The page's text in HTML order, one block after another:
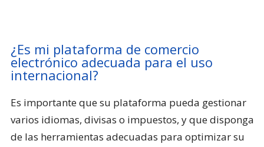
¿Es mi plataforma de comercio
electrónico adecuada para el uso
internacional?
Es importante que su plataforma pueda gestionar
varios idiomas, divisas o impuestos, y que disponga
de las herramientas adecuadas para optimizar su